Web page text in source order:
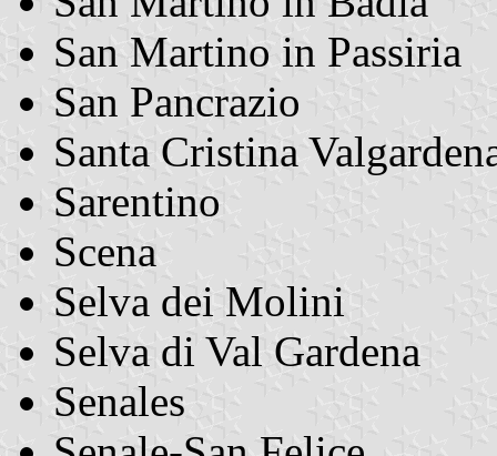
San Martino in Passiria
San Pancrazio
Santa Cristina
Sarentino
Scena
Selva dei Molini
Selva di Val Gardena
Senales